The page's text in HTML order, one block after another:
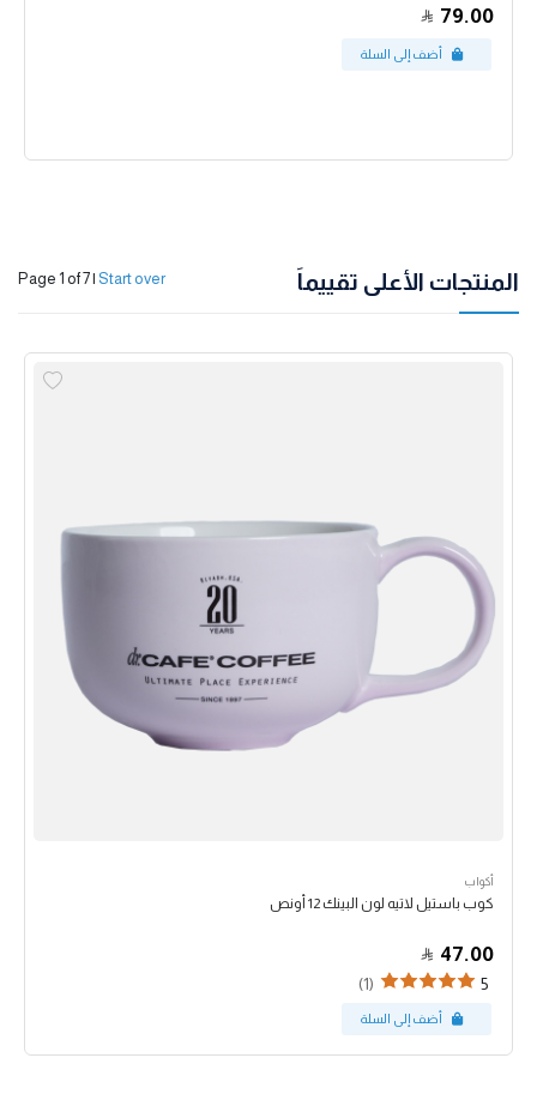
79.00
المنتجات الأعلى تقييماً Page 1 of 7| Start over
أكواب
كوب باستيل لاتيه لون البينك 12 أونص
47.00
5
(1)